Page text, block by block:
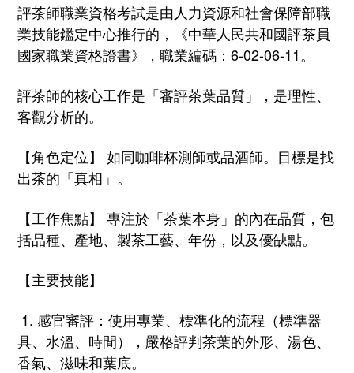
評茶師職業資格考試是由人力資源和社會保障部職
業技能鑑定中心推行的，《中華人民共和國評茶員
國家職業資格證書》，職業編碼： 6-02-06-11。
評茶師的核心工作是「審評茶葉品質」，是理性、
客觀分析的。
【角色定位】 如同咖啡杯測師或品酒師。目標是找
出茶的「真相」。
【工作焦點】 專注於「茶葉本身」的內在品質，包
括品種、產地、製茶工藝、 年份，以及優缺點。
【主要技能】
1. 感官審評：使用專業、標準化的流程（標準器
具、水溫、時間）， 嚴格評判茶葉的外形、湯色、
香氣、滋味和葉底。